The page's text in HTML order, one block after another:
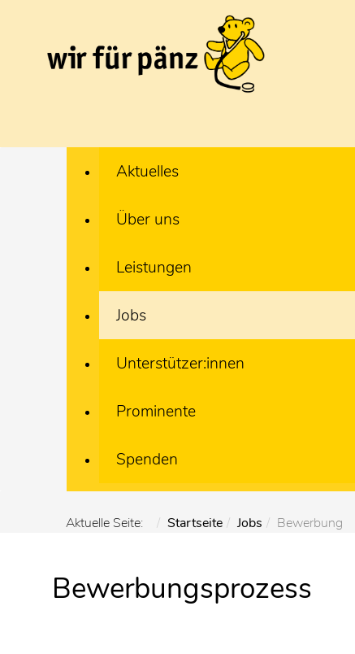
Aktuelles
Über uns
Leistungen
Jobs
Unterstützer:innen
Prominente
Spenden
Aktuelle Seite: Startseite Jobs Bewerbung
Bewerbungsprozess